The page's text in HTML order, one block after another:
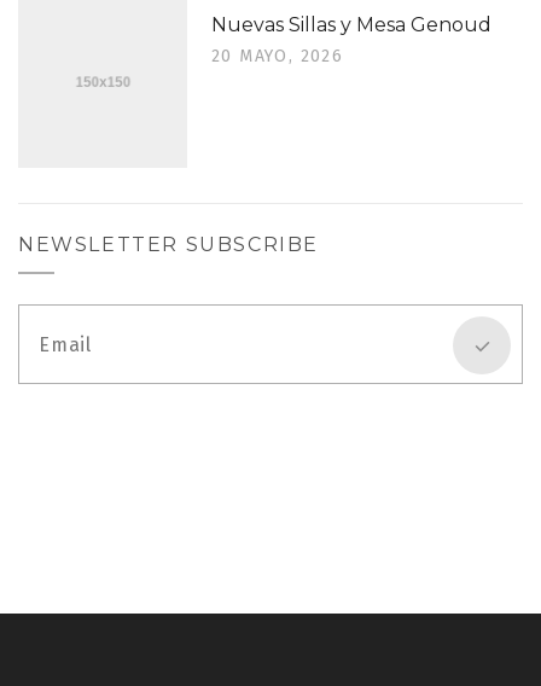
Nuevas Sillas y Mesa Genoud
20 MAYO, 2026
NEWSLETTER SUBSCRIBE